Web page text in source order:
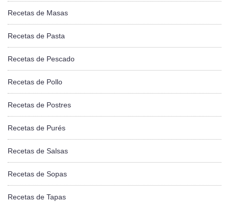
Recetas de Masas
Recetas de Pasta
Recetas de Pescado
Recetas de Pollo
Recetas de Postres
Recetas de Purés
Recetas de Salsas
Recetas de Sopas
Recetas de Tapas